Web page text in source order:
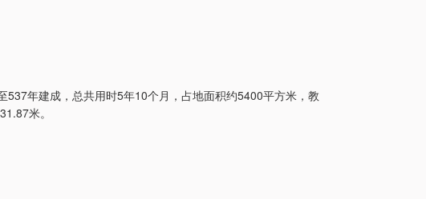
537年建成，总共用时5年10个月，占地面积约5400平方米，教
米。